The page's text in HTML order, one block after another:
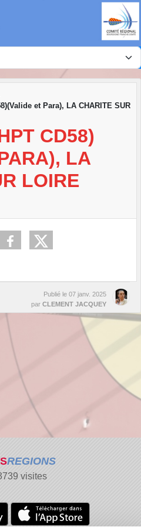
et Para), LA CHARITE SUR
CD58)
LA
LOIRE
Publié le 07 janv. 2025
par CLEMENT JACQUEY
REGIONS
visites